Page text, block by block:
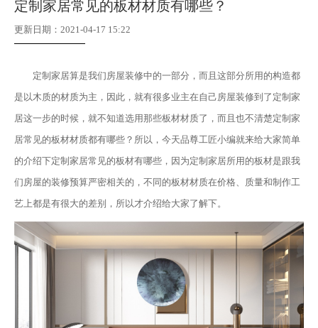
定制家居常见的板材材质有哪些？
更新日期：2021-04-17 15:22
定制家居算是我们房屋装修中的一部分，而且这部分所用的构造都
是以木质的材质为主，因此，就有很多业主在自己房屋装修到了定制家
居这一步的时候，就不知道选用那些板材材质了，而且也不清楚定制家
居常见的板材材质都有哪些？所以，今天品尊工匠小编就来给大家简单
的介绍下定制家居常见的板材有哪些，因为定制家居所用的板材是跟我
们房屋的装修预算严密相关的，不同的板材材质在价格、质量和制作工
艺上都是有很大的差别，所以才介绍给大家了解下。